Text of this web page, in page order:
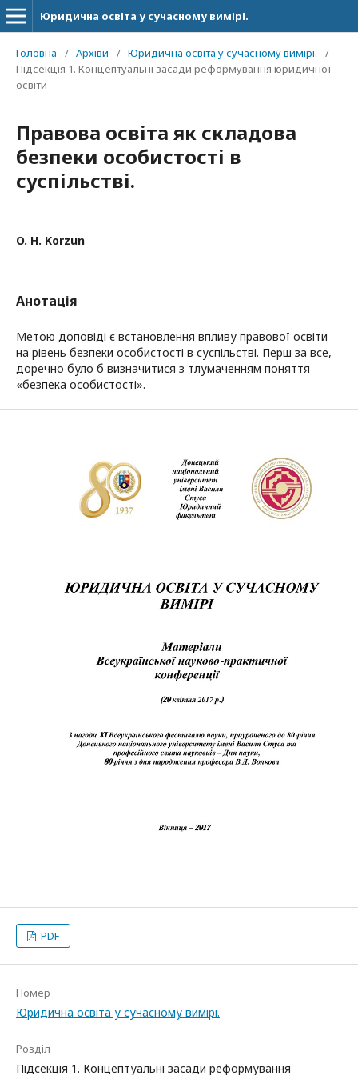
Юридична освіта у сучасному вимірі.
Головна / Архіви / Юридична освіта у сучасному вимірі.
/
Підсекція 1. Концептуальні засади реформування юридичної
освіти
Правова освіта як складова
безпеки особистості в
суспільстві.
O. H. Korzun
Анотація
Метою доповіді є встановлення впливу правової освіти
на рівень безпеки особистості в суспільстві. Перш за все,
доречно було б визначитися з тлумаченням поняття
«безпека особистості».
PDF
Номер
Юридична освіта у сучасному вимірі.
Розділ
Підсекція 1. Концептуальні засади реформування